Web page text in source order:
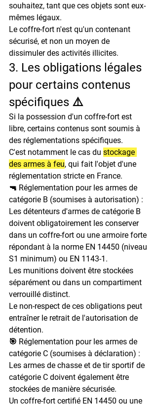
souhaitez, tant que ces objets sont eux-
mêmes légaux.
Le coffre-fort n'est qu'un contenant
sécurisé, et non un moyen de
dissimuler des activités illicites.
3. Les obligations légales
pour certains contenus
spécifiques ⚠️
Si la possession d'un coffre-fort est
libre, certains contenus sont soumis à
des réglementations spécifiques.
C'est notamment le cas du stockage
des armes à feu, qui fait l'objet d'une
réglementation stricte en France.
🔫 Réglementation pour les armes de
catégorie B (soumises à autorisation) :
Les détenteurs d'armes de catégorie B
doivent obligatoirement les conserver
dans un coffre-fort ou une armoire forte
répondant à la norme EN 14450 (niveau
S1 minimum) ou EN 1143-1.
Les munitions doivent être stockées
séparément ou dans un compartiment
verrouillé distinct.
Le non-respect de ces obligations peut
entraîner le retrait de l'autorisation de
détention.
🎯 Réglementation pour les armes de
catégorie C (soumises à déclaration) :
Les armes de chasse et de tir sportif de
catégorie C doivent également être
stockées de manière sécurisée.
Un coffre-fort certifié EN 14450 ou une